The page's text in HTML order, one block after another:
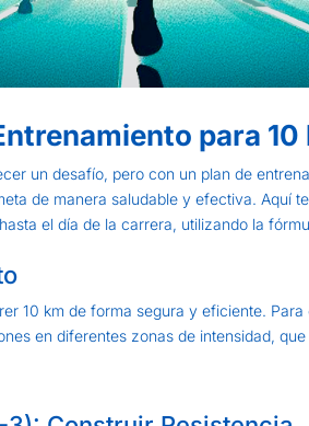
para 10
un desafío, pero con un plan de
de manera saludable y efectiva. Aquí
el día de la carrera, utilizando la
10 km de forma segura y eficiente.
en diferentes zonas de intensidad,